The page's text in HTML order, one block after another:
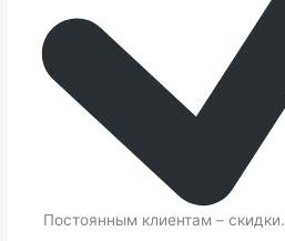
Постоянным клиентам – скидки.